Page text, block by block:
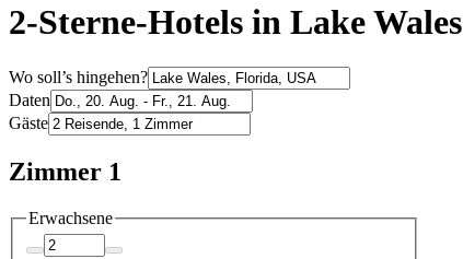
2-Sterne-Hotels in Lake Wales
Wo soll’s hingehen?
Daten
Gäste
Zimmer 1
Erwachsene